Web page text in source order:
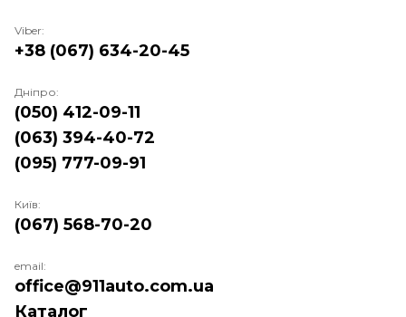
Каталог
Viber:
+38 (067) 634-20-45
Дніпро:
(050) 412-09-11
(063) 394-40-72
(095) 777-09-91
Київ:
(067) 568-70-20
email:
office@911auto.com.ua